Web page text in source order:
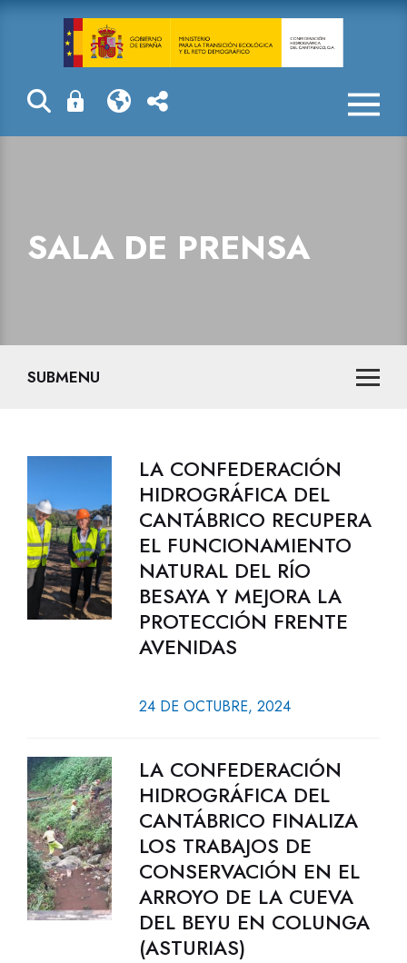
Sala de prensa
SALA DE PRENSA
SUBMENU
LA CONFEDERACIÓN
HIDROGRÁFICA DEL
CANTÁBRICO RECUPERA
EL FUNCIONAMIENTO
NATURAL DEL RÍO
BESAYA Y MEJORA LA
PROTECCIÓN FRENTE
AVENIDAS
24 DE OCTUBRE, 2024
LA CONFEDERACIÓN
HIDROGRÁFICA DEL
CANTÁBRICO FINALIZA
LOS TRABAJOS DE
CONSERVACIÓN EN EL
ARROYO DE LA CUEVA
DEL BEYU EN COLUNGA
(ASTURIAS)